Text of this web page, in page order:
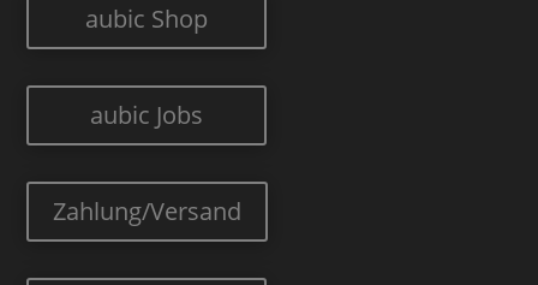
aubic Shop
aubic Jobs
Zahlung/Versand